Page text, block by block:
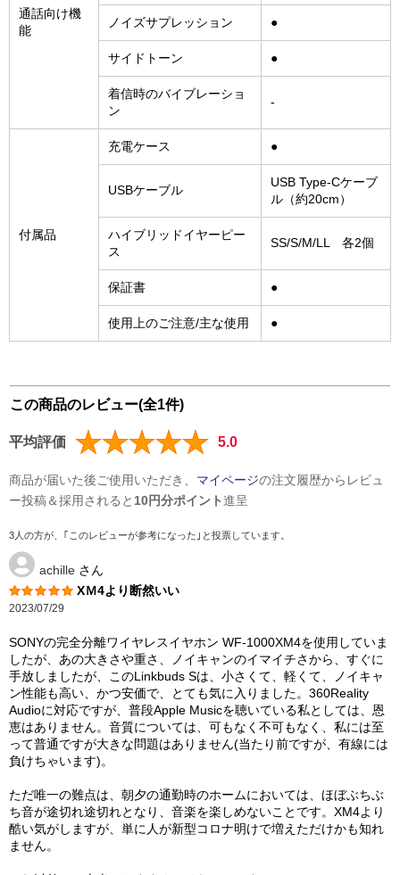
通話向け機
能
ノイズサプレッション ●
サイドトーン ●
着信時のバイブレーショ
ン
-
付属品
充電ケース ●
USBケーブル
USB Type-Cケーブ
ル（約20cm）
ハイブリッドイヤーピー
ス
SS/S/M/LL 各2個
保証書 ●
使用上のご注意/主な使用 ●
この商品のレビュー(全1件)
平均評価 5.0
商品が届いた後ご使用いただき、 マイページの注文履歴からレビュ
ー投稿＆採用されると 10円分ポイント進呈
3人の方が、｢このレビューが参考になった｣と投票しています。
achille さん
XＭ4より断然いい
2023/07/29
SONYの完全分離ワイヤレスイヤホン WF-1000XM4を使用していま
したが、あの大きさや重さ、ノイキャンのイマイチさから、すぐに
手放しましたが、このLinkbuds Sは、小さくて、軽くて、ノイキャ
ン性能も高い、かつ安価で、とても気に入りました。360Reality
Audioに対応ですが、普段Apple Musicを聴いている私としては、恩
恵はありません。音質については、可もなく不可もなく、私には至
って普通ですが大きな問題はありません(当たり前ですが、有線には
負けちゃいます)。
ただ唯一の難点は、朝夕の通勤時のホームにおいては、ほぼぶちぶ
ち音が途切れ途切れとなり、音楽を楽しめないことです。XM4より
酷い気がしますが、単に人が新型コロナ明けで増えただけかも知れ
ません。